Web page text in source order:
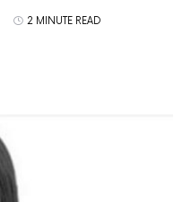
2 MINUTE READ